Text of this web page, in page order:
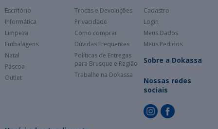
Escritório
Informática
Limpeza
Embalagens
Natal
Páscoa
Outlet
Trocas e Devoluções
Privacidade
Como comprar
Dúvidas Frequentes
Políticas de Entregas
para Brusque e Região
Trabalhe na Dokassa
Cadastro
Login
Meus Dados
Meus Pedidos
Sobre a Dokassa
Nossas redes
sociais